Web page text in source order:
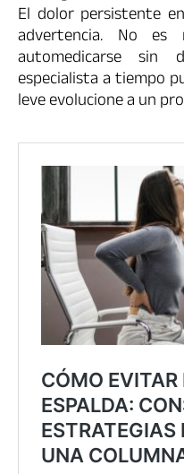
El dolor persistente
advertencia. No es
automedicarse sin
especialista a tiempo
leve evolucione a un